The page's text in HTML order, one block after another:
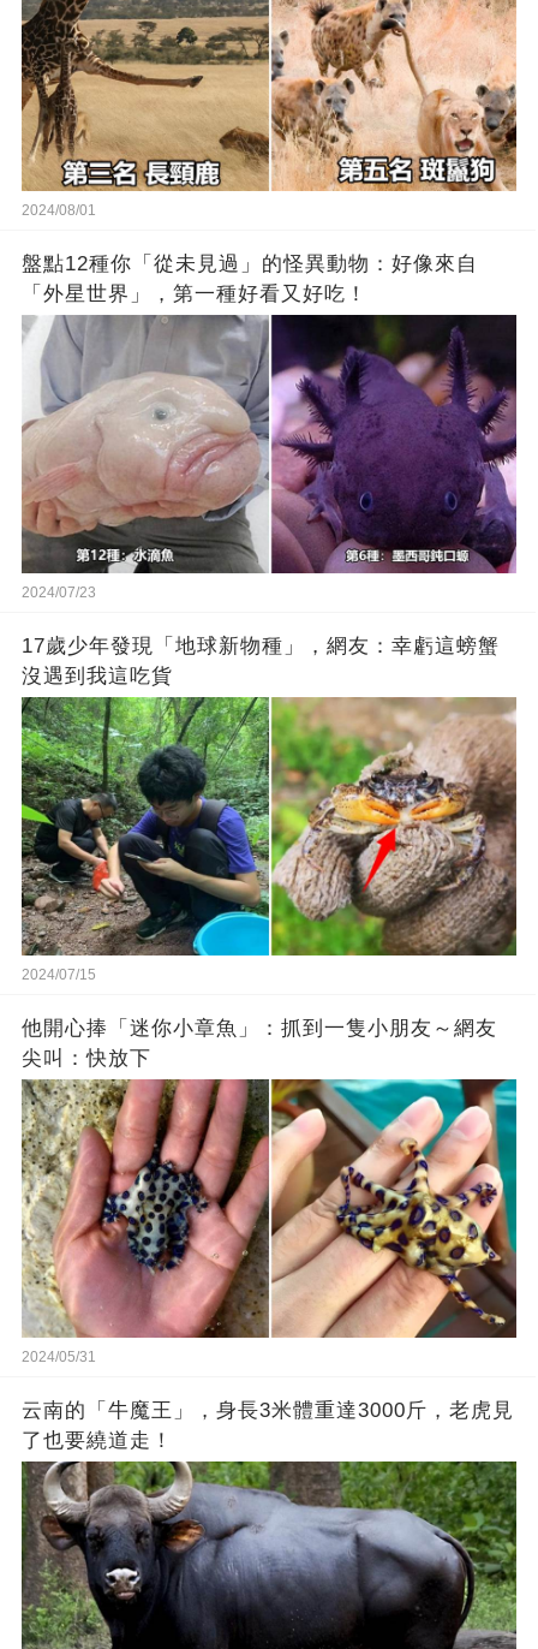
2024/08/01
盤點12種你「從未見過」的怪異動物：好像來自
「外星世界」，第一種好看又好吃！
2024/07/23
17歲少年發現「地球新物種」，網友：幸虧這螃蟹
沒遇到我這吃貨
2024/07/15
他開心捧「迷你小章魚」：抓到一隻小朋友～網友
尖叫：快放下
2024/05/31
云南的「牛魔王」，身長3米體重達3000斤，老虎見
了也要繞道走！